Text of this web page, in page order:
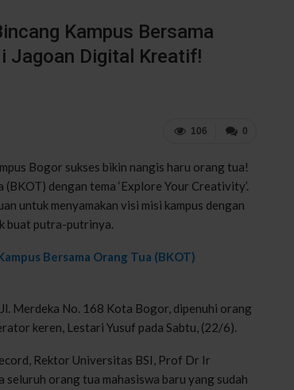
Kampus Bersama
Jagoan Digital Kreatif!
0
106
Bogor sukses bikin nangis haru orang tua!
dengan tema ‘Explore Your Creativity’.
untuk menyamakan visi misi kampus dengan
buat putra-putrinya.
Bersama Orang Tua (BKOT)
Merdeka No. 168 Kota Bogor, dipenuhi orang
keren, Lestari Yusuf pada Sabtu, (22/6).
Rektor Universitas BSI, Prof Dr Ir
seluruh orang tua mahasiswa baru yang sudah